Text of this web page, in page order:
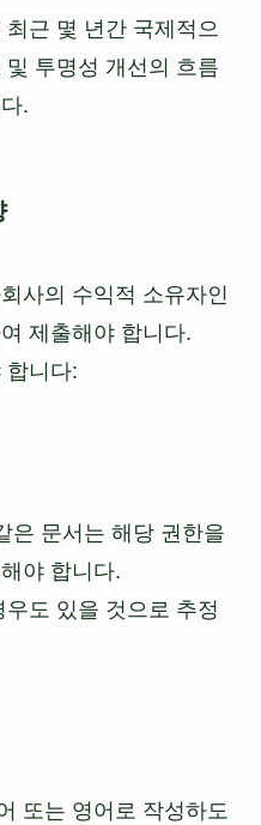
근 몇 년간 국제적으
투명성 개선의 흐름
.
사의 수익적 소유자인
제출해야 합니다.
합니다:
은 문서는 해당 권한을
야 합니다.
도 있을 것으로 추정
또는 영어로 작성하도